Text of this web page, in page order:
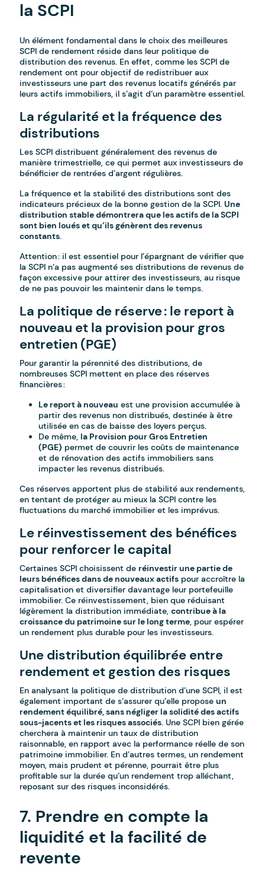
la SCPI
Un élément fondamental dans le choix des meilleures
SCPI de rendement réside dans leur politique de
distribution des revenus. En effet, comme les SCPI de
rendement ont pour objectif de redistribuer aux
investisseurs une part des revenus locatifs générés par
leurs actifs immobiliers, il s’agit d’un paramètre essentiel.
La régularité et la fréquence des
distributions
Les SCPI distribuent généralement des revenus de
manière trimestrielle, ce qui permet aux investisseurs de
bénéficier de rentrées d’argent régulières.
La fréquence et la stabilité des distributions sont des
indicateurs précieux de la bonne gestion de la SCPI.Une
distribution stable démontrera que les actifs de la SCPI
sont bien loués et qu’ils génèrent des revenus
constants.
Attention : il est essentiel pour l’épargnant de vérifier que
la SCPI n’a pas augmenté ses distributions de revenus de
façon excessive pour attirer des investisseurs, au risque
de ne pas pouvoir les maintenir dans le temps.
La politique de réserve : le report à
nouveau et la provision pour gros
entretien (PGE)
Pour garantir la pérennité des distributions, de
nombreuses SCPI mettent en place des réserves
financières :
Le report à nouveau est une provision accumulée à
partir des revenus non distribués, destinée à être
utilisée en cas de baisse des loyers perçus.
De même,la Provision pour Gros Entretien
(PGE) permet de couvrir les coûts de maintenance
et de rénovation des actifs immobiliers sans
impacter les revenus distribués.
Ces réserves apportent plus de stabilité aux rendements,
en tentant de protéger au mieux la SCPI contre les
fluctuations du marché immobilier et les imprévus.
Le réinvestissement des bénéfices
pour renforcer le capital
Certaines SCPI choisissent deréinvestir une partie de
leurs bénéfices dans de nouveaux actifs pour accroître la
capitalisation et diversifier davantage leur portefeuille
immobilier. Ce réinvestissement, bien que réduisant
légèrement la distribution immédiate,contribue à la
croissance du patrimoine sur le long terme, pour espérer
un rendement plus durable pour les investisseurs.
Une distribution équilibrée entre
rendement et gestion des risques
En analysant la politique de distribution d’une SCPI, il est
également important de s’assurer qu’elle proposeun
rendement équilibré, sans négliger la solidité des actifs
sous-jacents et les risques associés. Une SCPI bien gérée
cherchera à maintenir un taux de distribution
raisonnable, en rapport avec la performance réelle de son
patrimoine immobilier. En d’autres termes, un rendement
moyen, mais prudent et pérenne, pourrait être plus
profitable sur la durée qu’un rendement trop alléchant,
reposant sur des risques inconsidérés.
7. Prendre en compte la
liquidité et la facilité de
revente